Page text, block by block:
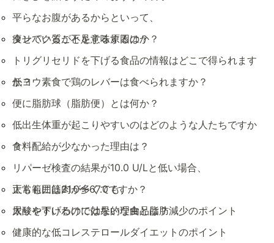
平らなお腹があるからといって、
痩せていることを意味するのか？
タンパク質が不足する原因は？
トリグリセリドを下げる食品の情報はどこで得られます
か？
低ヨウ素食で鶏のレバーは食べられますか？
便に脂肪球（脂肪便）とは何か？
低出生体重が起こりやすいのはどのような人たちですか
？
食料配給が少なかった理由は？
リパーゼ検査の結果が10.0 U/Lと低い場合、
正常範囲は21.0〜67.0ですか？
太ももに筋肉が多くても、
太りやすいわけではない理由と脂肪減少のポイント
尿酸を下げるのに効果的な食品は？
健康的な低コレステロールダイエットのポイント